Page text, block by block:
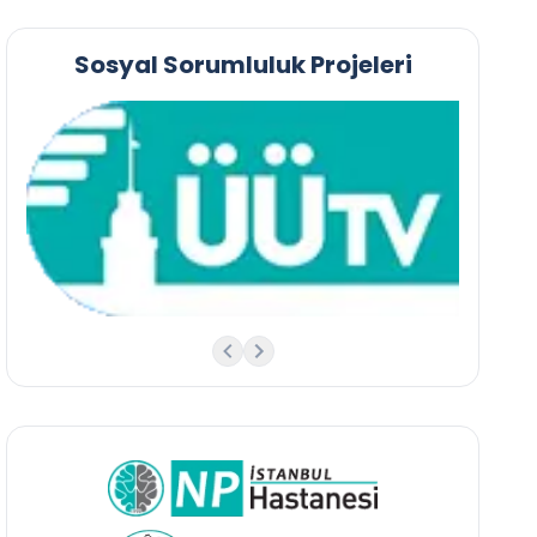
Sosyal Sorumluluk Projeleri